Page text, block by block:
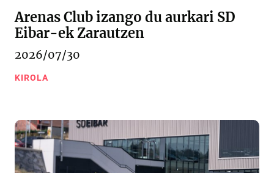
Arenas Club izango du aurkari SD
Eibar-ek Zarautzen
2026/07/30
KIROLA